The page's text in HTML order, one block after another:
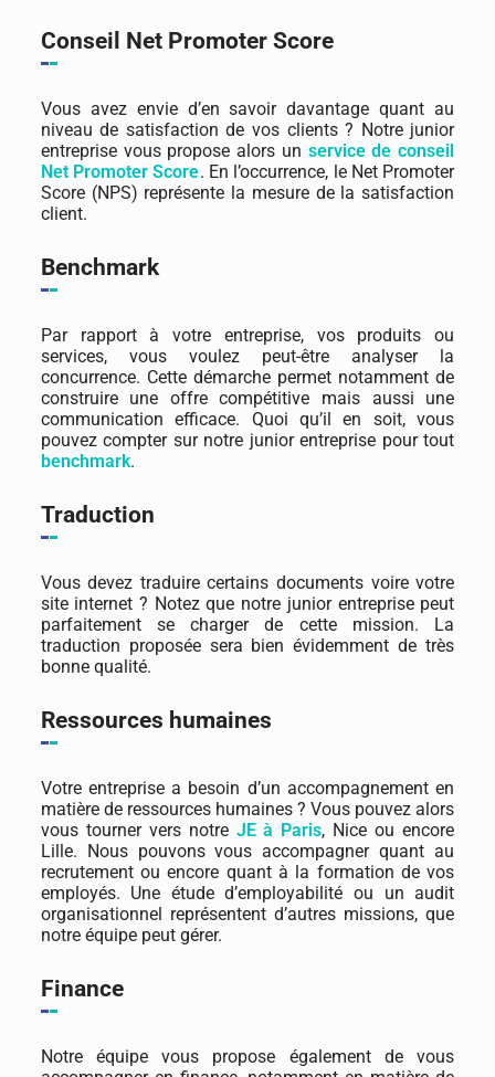
Conseil Net Promoter Score
Vous avez envie d’en savoir davantage quant au
niveau de satisfaction de vos clients ? Notre junior
entreprise vous propose alors un service de conseil
Net Promoter Score. En l’occurrence, le Net Promoter
Score (NPS) représente la mesure de la satisfaction
client.
Benchmark
Par rapport à votre entreprise, vos produits ou
services, vous voulez peut-être analyser la
concurrence. Cette démarche permet notamment de
construire une offre compétitive mais aussi une
communication efficace. Quoi qu’il en soit, vous
pouvez compter sur notre junior entreprise pour tout
benchmark.
Traduction
Vous devez traduire certains documents voire votre
site internet ? Notez que notre junior entreprise peut
parfaitement se charger de cette mission. La
traduction proposée sera bien évidemment de très
bonne qualité.
Ressources humaines
Votre entreprise a besoin d’un accompagnement en
matière de ressources humaines ? Vous pouvez alors
vous tourner vers notre JE à Paris, Nice ou encore
Lille. Nous pouvons vous accompagner quant au
recrutement ou encore quant à la formation de vos
employés. Une étude d’employabilité ou un audit
organisationnel représentent d’autres missions, que
notre équipe peut gérer.
Finance
Notre équipe vous propose également de vous